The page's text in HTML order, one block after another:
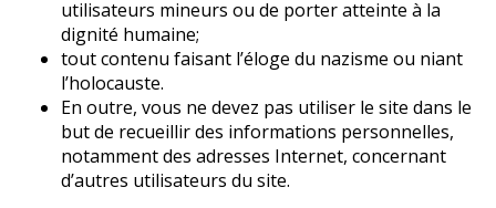
utilisateurs mineurs ou de porter atteinte à la
dignité humaine;
tout contenu faisant l’éloge du nazisme ou niant
l’holocauste.
En outre, vous ne devez pas utiliser le site dans le
but de recueillir des informations personnelles,
notamment des adresses Internet, concernant
d’autres utilisateurs du site.